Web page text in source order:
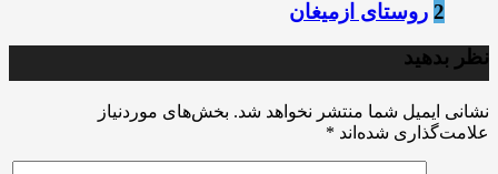
2 روستای ازمیغان
نظر بدهید
نشانی ایمیل شما منتشر نخواهد شد. بخش‌های موردنیاز
علامت‌گذاری شده‌اند *